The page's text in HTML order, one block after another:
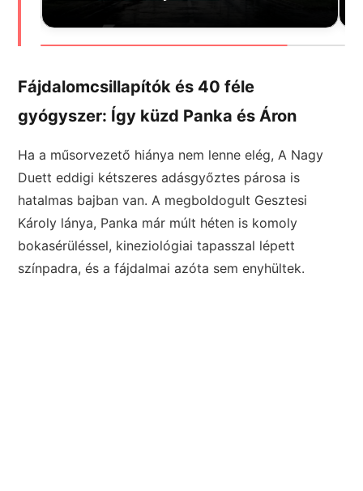
Fájdalomcsillapítók és 40 féle
gyógyszer: Így küzd Panka és Áron
Ha a műsorvezető hiánya nem lenne elég, A Nagy
Duett eddigi kétszeres adásgyőztes párosa is
hatalmas bajban van. A megboldogult Gesztesi
Károly lánya, Panka már múlt héten is komoly
bokasérüléssel, kineziológiai tapasszal lépett
színpadra, és a fájdalmai azóta sem enyhültek.